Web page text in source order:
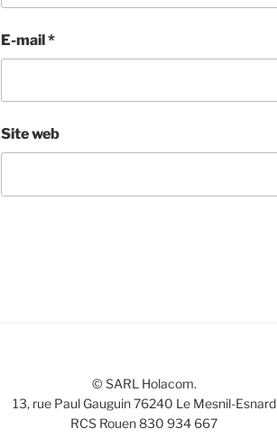
E-mail*
Site web
© SARL Holacom.
13, rue Paul Gauguin 76240 Le Mesnil-Esnard
RCS Rouen 830 934 667